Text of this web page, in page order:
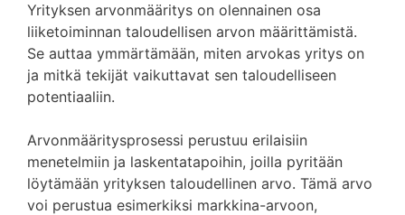
Yrityksen arvonmääritys on olennainen osa
liiketoiminnan taloudellisen arvon määrittämistä.
Se auttaa ymmärtämään, miten arvokas yritys on
ja mitkä tekijät vaikuttavat sen taloudelliseen
potentiaaliin.
Arvonmääritysprosessi perustuu erilaisiin
menetelmiin ja laskentatapoihin, joilla pyritään
löytämään yrityksen taloudellinen arvo. Tämä arvo
voi perustua esimerkiksi markkina-arvoon,